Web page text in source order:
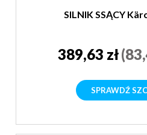
SILNIK SSĄCY
389,63 zł
SPRAWDŹ